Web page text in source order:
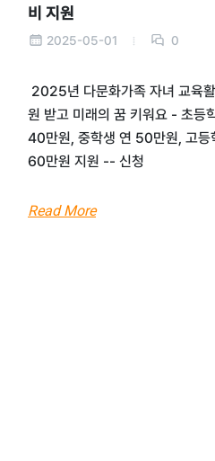
비 지원
2025-05-01 0
2025년 다문화가족 자녀 교육
원 받고 미래의 꿈 키워요 - 초등
40만원, 중학생 연 50만원, 고등
60만원 지원 -- 신청
Read More